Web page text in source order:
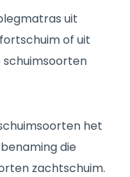
uit
of uit
het
die
zachtschuim.